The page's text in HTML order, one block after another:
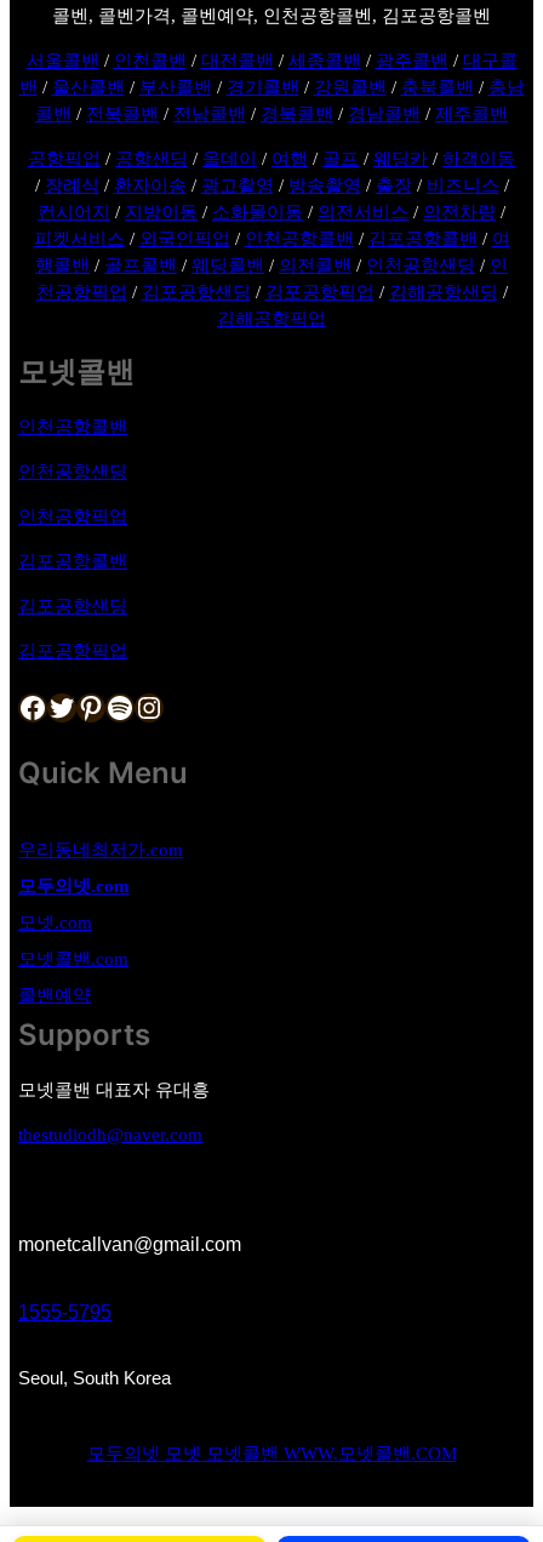
콜벤, 콜벤가격, 콜벤예약, 인천공항콜벤, 김포공항콜벤
서울콜밴 / 인천콜밴 / 대전콜밴 / 세종콜밴 / 광주콜밴 / 대구콜
밴 / 울산콜밴 / 부산콜밴 / 경기콜밴 / 강원콜밴 / 충북콜밴 / 충남
콜밴 / 전북콜밴 / 전남콜밴 / 경북콜밴 / 경남콜밴 / 제주콜밴
공항픽업 / 공항샌딩 / 올데이 / 여행 / 골프 / 웨딩카 / 하객이동
/ 장례식 / 환자이송 / 광고촬영 / 방송촬영 / 출장/ 비즈니스 /
컨시어지 / 지방이동 / 소화물이동 / 의전서비스 / 의전차량 /
피켓서비스 / 외국인픽업 / 인천공항콜밴 / 김포공항콜밴 / 여
행콜밴 / 골프콜밴 / 웨딩콜밴 / 의전콜밴 / 인천공항샌딩 / 인
천공항픽업 / 김포공항샌딩 / 김포공항픽업 / 김해공항샌딩 /
김해공항픽업
모넷콜밴
인천공항콜밴
인천공항샌딩
인천공항픽업
김포공항콜밴
김포공항샌딩
김포공항픽업
Facebook Twitter Pinterest Spotify Instagram
Quick Menu
우리동네최저가.com
모두의넷.com
모넷.com
모넷콜밴.com
콜밴예약
Supports
모넷콜밴 대표자 유대흥
thestudiodh@naver.com
monetcallvan@gmail.com
1555-5795
Seoul, South Korea
모두의넷 모넷 모넷콜밴 WWW.모넷콜밴.COM